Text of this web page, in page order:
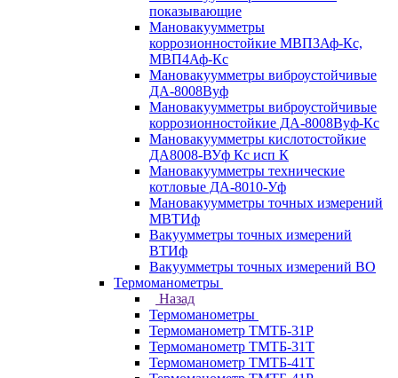
показывающие
Мановакуумметры
коррозионностойкие МВП3Аф-Кс,
МВП4Аф-Кс
Мановакуумметры виброустойчивые
ДА-8008Вуф
Мановакуумметры виброустойчивые
коррозионностойкие ДА-8008Вуф-Кс
Мановакуумметры кислотостойкие
ДА8008-ВУф Кс исп К
Мановакуумметры технические
котловые ДА-8010-Уф
Мановакуумметры точных измерений
МВТИф
Вакуумметры точных измерений
ВТИф
Вакуумметры точных измерений ВО
Термоманометры
Назад
Термоманометры
Термоманометр ТМТБ-31Р
Термоманометр ТМТБ-31Т
Термоманометр ТМТБ-41Т